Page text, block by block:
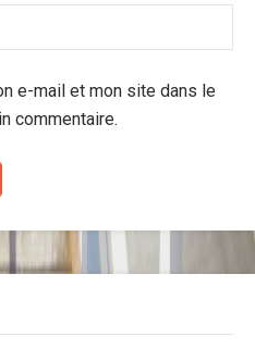
e-mail et mon site dans le
commentaire.